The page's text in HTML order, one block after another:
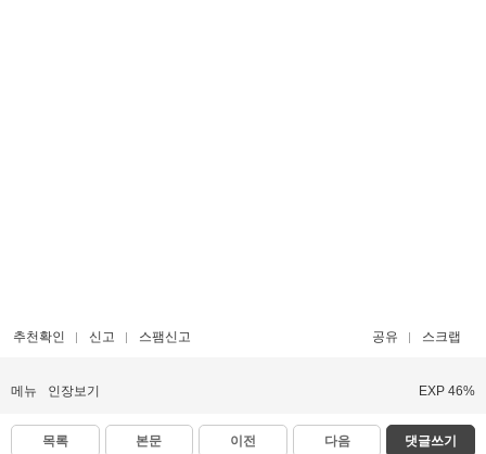
추천확인 신고 스팸신고 공유 스크랩
메뉴 인장보기 EXP 46%
목록 본문 이전 다음 댓글쓰기